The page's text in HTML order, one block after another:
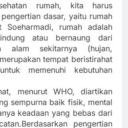
rumah, kita harus
dasar, yaitu rumah
Soeharmadi, rumah adalah
atau bernaung dari
alam sekitarnya (hujan,
tempat beristirahat
memenuhi kebutuhan
menurut WHO, diartikan
sempurna baik fisik, mental
keadaan yang bebas dari
pengertian